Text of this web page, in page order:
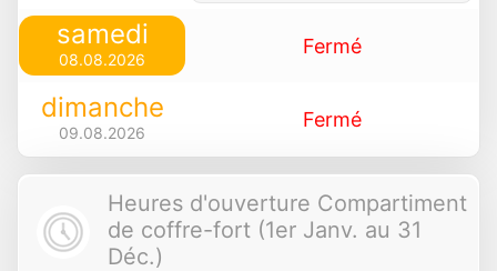
samedi
08.08.2026
Fermé
dimanche
09.08.2026
Fermé
Heures d'ouverture Compartiment
de coffre-fort (1er Janv. au 31
Déc.)